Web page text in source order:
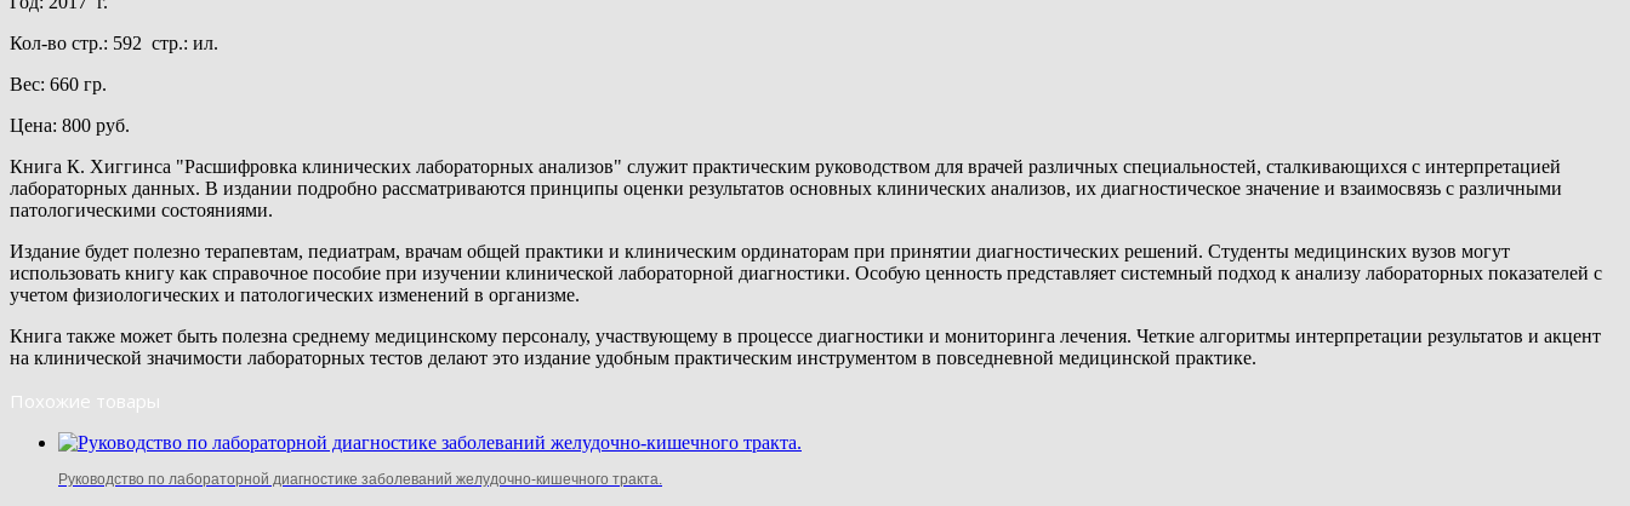
Кол-во стр.: 592 стр.: ил.
Вес: 660 гр.
Цена: 800 руб.
Книга К. Хиггинса "Расшифровка клинических лабораторных анализов" служит практическим руководством для врачей различных специальностей, сталкивающихся с интерпретацией
лабораторных данных. В издании подробно рассматриваются принципы оценки результатов основных клинических анализов, их диагностическое значение и взаимосвязь с различными
патологическими состояниями.
Издание будет полезно терапевтам, педиатрам, врачам общей практики и клиническим ординаторам при принятии диагностических решений. Студенты медицинских вузов могут
использовать книгу как справочное пособие при изучении клинической лабораторной диагностики. Особую ценность представляет системный подход к анализу лабораторных показателей с
учетом физиологических и патологических изменений в организме.
Книга также может быть полезна среднему медицинскому персоналу, участвующему в процессе диагностики и мониторинга лечения. Четкие алгоритмы интерпретации результатов и акцент
на клинической значимости лабораторных тестов делают это издание удобным практическим инструментом в повседневной медицинской практике.
Похожие товары
Руководство по лабораторной диагностике заболеваний желудочно-кишечного тракта.